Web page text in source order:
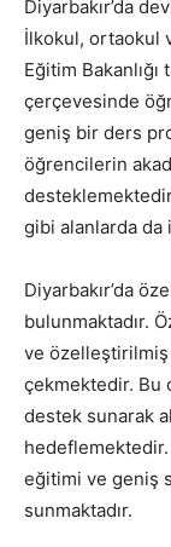
Diyarbakır’da
İlkokul, ortaokul
Eğitim
çerçevesinde
geniş bir ders
öğrencilerin
gibi alanlarda da
Diyarbakır’da
bulunmaktadır.
ve özelleştirilmiş
çekmektedir. Bu
destek sunarak
hedeflemektedir.
eğitimi ve geniş
sunmaktadır.